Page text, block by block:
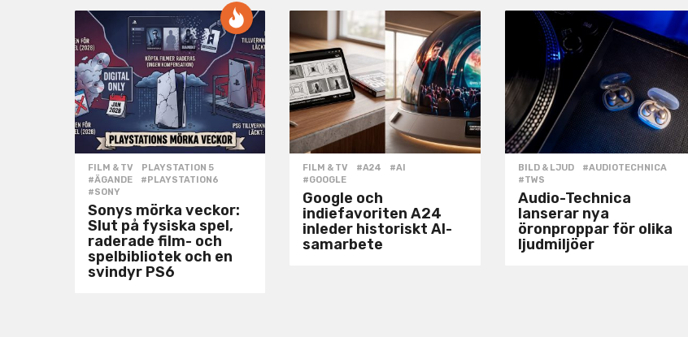
FILM & TV ,PLAYSTATION 5
#ÄGANDE
,#PLAYSTATION6
#SONY
Sonys mörka veckor:
Slut på fysiska spel,
raderade film- och
spelbibliotek och en
svindyr PS6
FILM & TV #A24 ,#AI
#GOOGLE
Google och
indiefavoriten A24
inleder historiskt AI-
samarbete
BILD & LJUD #AUDIOTECHNICA
#TWS
Audio-Technica
lanserar nya
öronproppar för olika
ljudmiljöer